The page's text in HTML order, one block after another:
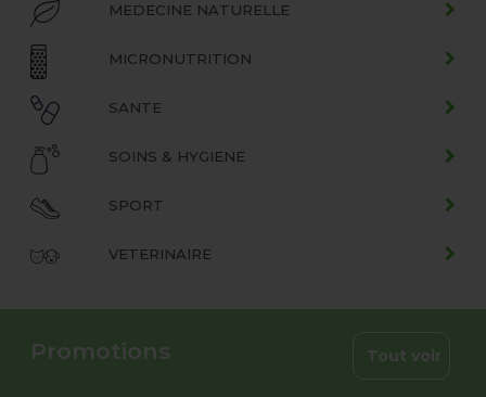
MEDECINE NATURELLE
MICRONUTRITION
SANTE
SOINS & HYGIENE
SPORT
VETERINAIRE
Promotions Tout voir